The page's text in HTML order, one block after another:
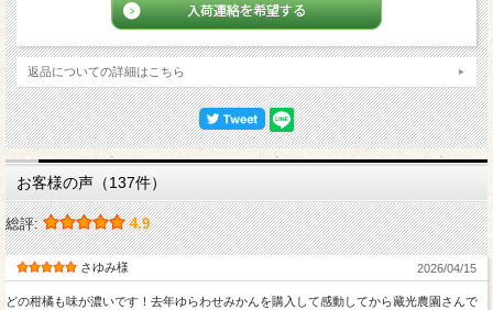
れてしまった場合、それ以降の箱には入りません。その他の柑橘としてはるみが入
る場合があります。 また、傷ありのものも入りますので、ご了承ください。
＊2＝25年もきよみに黒点対策の農薬を1回使用 。そもそも藏光農園の農産物は慣
行栽培比較で8～9割の農薬を削減して栽培しておりますので、表面に黒点等がたく
さん入ります。特にきよみ。黒点が多すぎて皮が固くなりすぎたため、24年から黒
点対策の農薬を使用しています。
＊3＝26年の不知火は昨年比では大きめで、皮が固めです。
返品についての詳細はこちら
お客様の声（137件）
総評: 4.9
さゆみ様 2026/04/15
どの柑橘も味が濃いです！去年ゆらわせみかんを購入して感動してから藏光農園さんで